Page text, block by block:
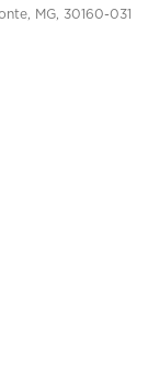
MG, 30160-031